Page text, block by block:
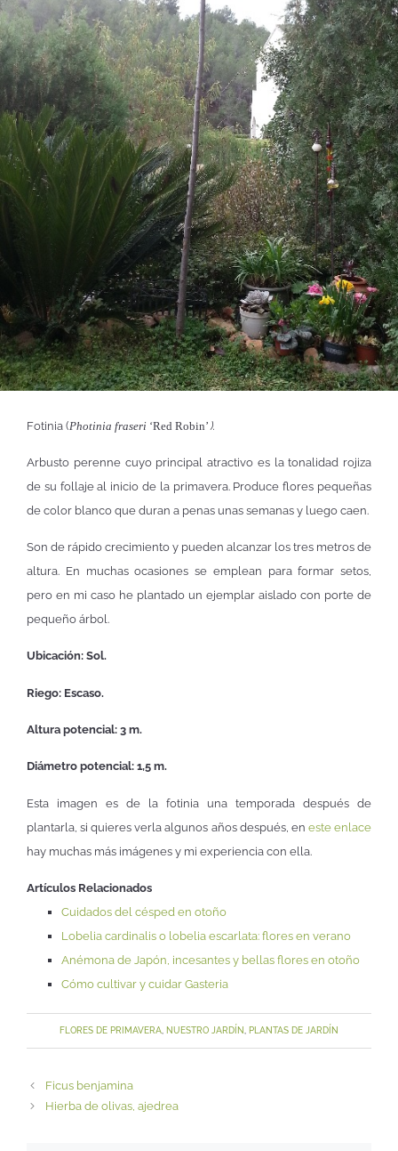
Fotinia (Photinia fraseri ‘Red Robin’ ).
Arbusto perenne cuyo principal atractivo es la tonalidad rojiza
de su follaje al inicio de la primavera. Produce flores pequeñas
de color blanco que duran a penas unas semanas y luego caen.
Son de rápido crecimiento y pueden alcanzar los tres metros de
altura. En muchas ocasiones se emplean para formar setos,
pero en mi caso he plantado un ejemplar aislado con porte de
pequeño árbol.
Ubicación: Sol.
Riego: Escaso.
Altura potencial: 3 m.
Diámetro potencial: 1,5 m.
Esta imagen es de la fotinia una temporada después de
plantarla, si quieres verla algunos años después, en este enlace
hay muchas más imágenes y mi experiencia con ella.
Artículos Relacionados
Cuidados del césped en otoño
Lobelia cardinalis o lobelia escarlata: flores en verano
Anémona de Japón, incesantes y bellas flores en otoño
Cómo cultivar y cuidar Gasteria
FLORES DE PRIMAVERA, NUESTRO JARDÍN, PLANTAS DE JARDÍN
Ficus benjamina
Hierba de olivas, ajedrea